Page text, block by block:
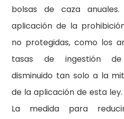
bolsas de caza
aplicación de la
no protegidas, como los
tasas de ingestión de
disminuido tan solo a la
de la aplicación de esta
La medida para